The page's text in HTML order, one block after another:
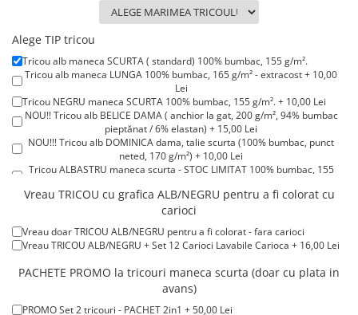
Pijamale de CRACIUN
Pijamale de dama
Pijamale de barbati
Halate si capoate
Pijamale
WINTER Collection
Halate si pijamale Family
Seturi elegante femei
Pijamale de copii
Tricouri de craciun
Alege TIP tricou
Tricou alb maneca SCURTA ( standard) 100% bumbac, 155 g/m².
Tricou alb maneca LUNGA 100% bumbac, 165 g/m² - extracost + 10,00
Lei
Tricou NEGRU maneca SCURTA 100% bumbac, 155 g/m². + 10,00 Lei
NOU!! Tricou alb BELICE DAMA ( anchior la gat, 200 g/m², 94% bumbac
pieptănat / 6% elastan) + 15,00 Lei
NOU!!! Tricou alb DOMINICA dama, talie scurta (100% bumbac, punct
neted, 170 g/m²) + 10,00 Lei
Tricou ALBASTRU maneca scurta - STOC LIMITAT 100% bumbac, 155
Tricou ROSU maneca scurta 100% bumbac, 155 g/m². + 15,00 Lei
Tricou POLO alb maneca SCURTA 200-220 g/m² - marimi COPII + 15,00
Tricou POLO alb maneca LUNGA 200-220 g/m² marimi COPII + 20,00
Lei
- extracost + 20,00 Lei
Vreau TRICOU cu grafica ALB/NEGRU pentru a fi colorat cu
carioci
Vreau doar TRICOU ALB/NEGRU pentru a fi colorat - fara carioci
Vreau TRICOU ALB/NEGRU + Set 12 Carioci Lavabile Carioca + 16,00 Lei
PACHETE PROMO la tricouri maneca scurta (doar cu plata in
avans)
PROMO Set 2 tricouri - PACHET 2in1 + 50,00 Lei